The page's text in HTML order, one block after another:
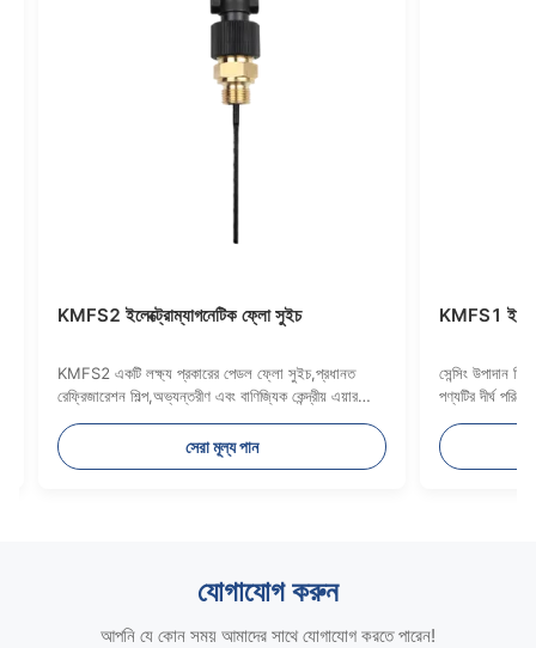
ফ্লো সুইচ
চৌম্বকীয় রিড সুইচ ব্যবহার করে,
মূল্য পান
KFS2 ফ্লো সুইচ
KFS2 তরল প্রবাহ সুইচ ব্রাস বা স্টেইনলেস স্টীল তৈরি
সেরা মূল্য পান
যোগাযোগ করুন
আপনি যে কোন সময় আমাদের সাথে যোগাযোগ করতে পারেন!